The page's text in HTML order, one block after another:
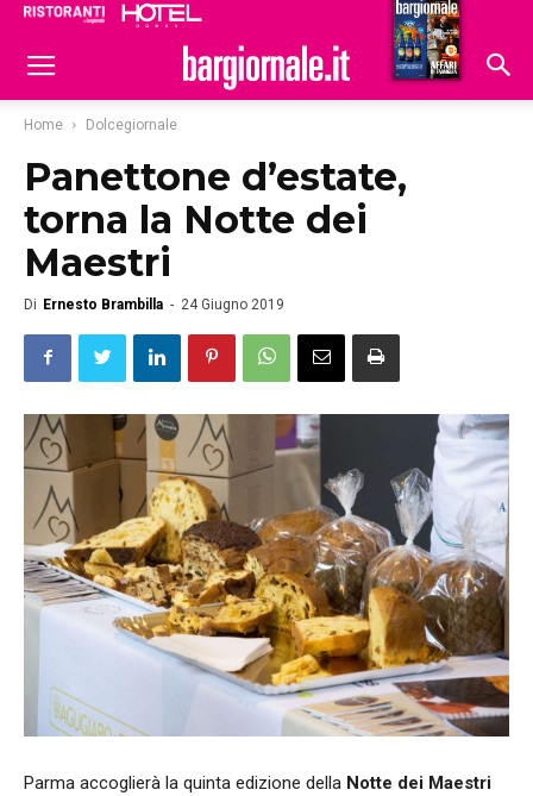
Hoteldomani
Home Dolcegiornale
Panettone d’estate,
torna la Notte dei
Maestri
Di Ernesto Brambilla - 24 Giugno 2019
Parma accoglierà la quinta edizione della Notte dei Maestri